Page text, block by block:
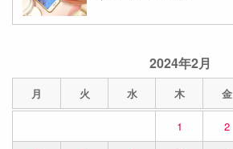
2024年2月
月 火 水 木 金
1 2